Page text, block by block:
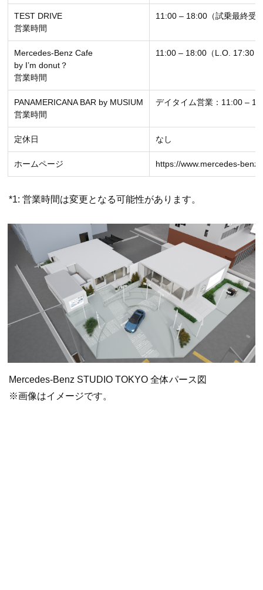
TEST DRIVE
営業時間
11:00 – 18:00（試乗最終受
Mercedes-Benz Cafe
by I’m donut？
営業時間
11:00 – 18:00（L.O. 17:30）
PANAMERICANA BAR by MUSIUM
営業時間
デイタイム営業：11:00 –
定休日 なし
ホームページ https://www.mercedes-
*1: 営業時間は変更となる可能性があります。
Mercedes-Benz STUDIO TOKYO 全体パース図
※画像はイメージです。